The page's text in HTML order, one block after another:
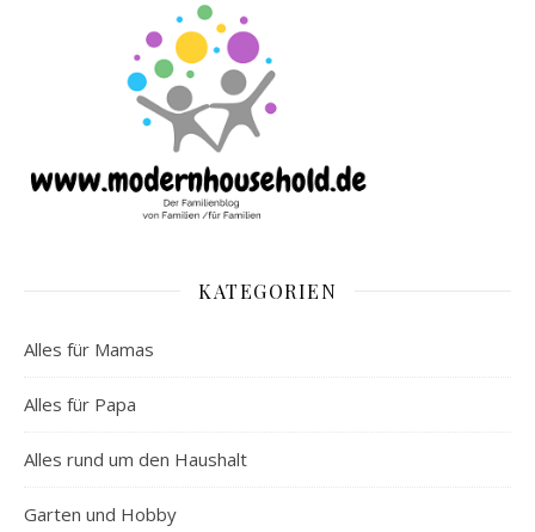
KATEGORIEN
Alles für Mamas
Alles für Papa
Alles rund um den Haushalt
Garten und Hobby